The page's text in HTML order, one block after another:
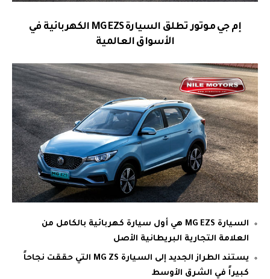
إم جي موتور تطلق السيارةMG EZS الكهربائية في
الأسواق العالمية
السيارة MG EZS هي أول سيارة كهربائية بالكامل من
العلامة التجارية البريطانية الأصل
يستند الطراز الجديد إلى السيارة MG ZS التي حققت نجاحاً
كبيراً في الشرق الأوسط